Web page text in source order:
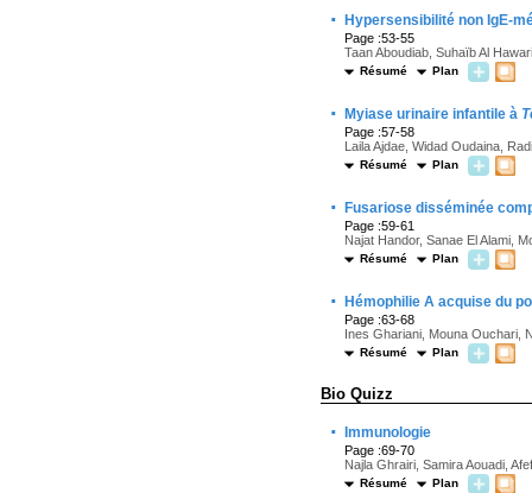
· Hypersensibilité non IgE-
Page :53-55
Taan Aboudiab, Suhaïb Al
Résumé Plan
· Myiase urinaire infantile à
Page :57-58
Laila Ajdae, Widad Oudaina,
Résumé Plan
· Fusariose disséminée
Page :59-61
Najat Handor, Sanae El Alami,
Résumé Plan
· Hémophilie A acquise du
Page :63-68
Ines Ghariani, Mouna Ouchari,
Résumé Plan
Bio Quizz
· Immunologie
Page :69-70
Najla Ghrairi, Samira Aouadi,
Résumé Plan